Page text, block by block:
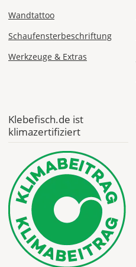
Dir
angezeigt.
Wandtattoo
Schaufensterbeschriftung
Werkzeuge & Extras
Klebefisch.de ist
klimazertifiziert